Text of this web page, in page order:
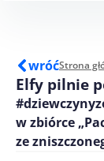
wróćStrona
Elfy pilnie
w zbiórce
ze